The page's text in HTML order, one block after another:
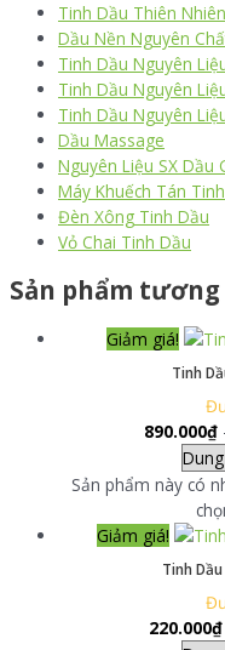
Tinh Dầu Thiên
Dầu Nền Nguyên
Tinh Dầu Nguyên
Tinh Dầu Nguyên
Tinh Dầu Nguyên
Dầu Massage
Nguyên Liệu SX Dầu
Máy Khuếch Tán
Đèn Xông Tinh Dầu
Vỏ Chai Tinh Dầu
Sản phẩm
Giảm giá!
Tinh
890.000₫
Sản phẩm này có
Giảm giá!
Tinh
220.000₫